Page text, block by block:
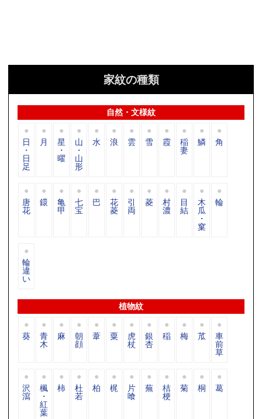
家紋の種類
自然・文様紋
日
・
日
足
月 星
・
曜
山
・
山
形
水 浪 雲 雪 霞 稲
妻
鱗 角
唐
花
鐶 亀
甲
七
宝
巴 花
菱
引
両
菱 村
濃
目
結
木
瓜
・
窠
輪
輪
違
い
植物紋
葵 青
木
麻 朝
顔
葦 粟 虎
杖
銀
杏
稲 梅 苽 車
前
草
沢
瀉
楓
・
紅
葉
柿 杜
若
柏 梶 片
喰
蕪 桔
梗
菊 桐 葛